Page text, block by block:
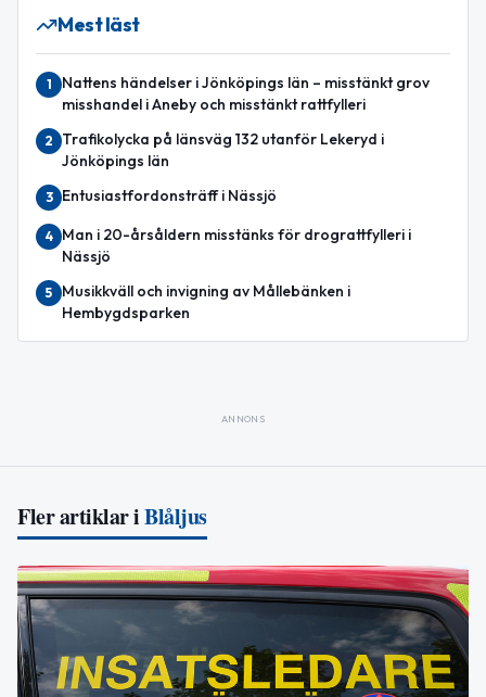
Mest läst
1
Nattens händelser i Jönköpings län – misstänkt grov
misshandel i Aneby och misstänkt rattfylleri
2
Trafikolycka på länsväg 132 utanför Lekeryd i
Jönköpings län
3 Entusiastfordonsträff i Nässjö
4
Man i 20-årsåldern misstänks för drograttfylleri i
Nässjö
5
Musikkväll och invigning av Mållebänken i
Hembygdsparken
ANNONS
Fler artiklar iBlåljus